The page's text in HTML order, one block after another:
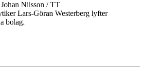
Nilsson / TT
Lars-Göran Westerberg lyfter
bolag.